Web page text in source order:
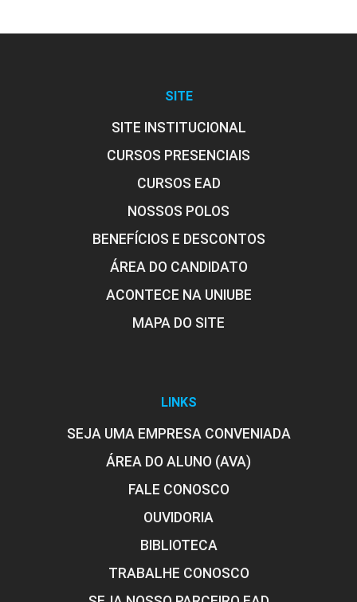
SITE
SITE INSTITUCIONAL
CURSOS PRESENCIAIS
CURSOS EAD
NOSSOS POLOS
BENEFÍCIOS E DESCONTOS
ÁREA DO CANDIDATO
ACONTECE NA UNIUBE
MAPA DO SITE
LINKS
SEJA UMA EMPRESA CONVENIADA
ÁREA DO ALUNO (AVA)
FALE CONOSCO
OUVIDORIA
BIBLIOTECA
TRABALHE CONOSCO